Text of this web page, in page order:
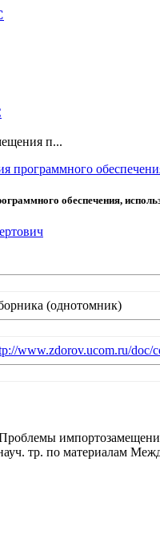
п...
обеспечения,
(однотомник)
www.zdorov.ucom.ru/doc/
тр. по материалам